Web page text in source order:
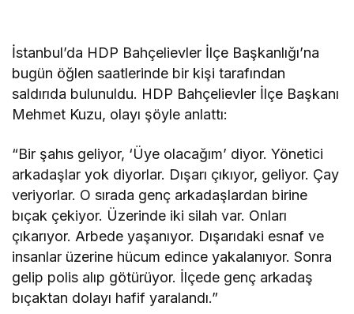
İstanbul’da HDP Bahçelievler İlçe Başkanlığı’na
bugün öğlen saatlerinde bir kişi tarafından
saldırıda bulunuldu. HDP Bahçelievler İlçe Başkanı
Mehmet Kuzu, olayı şöyle anlattı:
“Bir şahıs geliyor, ‘Üye olacağım’ diyor. Yönetici
arkadaşlar yok diyorlar. Dışarı çıkıyor, geliyor. Çay
veriyorlar. O sırada genç arkadaşlardan birine
bıçak çekiyor. Üzerinde iki silah var. Onları
çıkarıyor. Arbede yaşanıyor. Dışarıdaki esnaf ve
insanlar üzerine hücum edince yakalanıyor. Sonra
gelip polis alıp götürüyor. İlçede genç arkadaş
bıçaktan dolayı hafif yaralandı.”